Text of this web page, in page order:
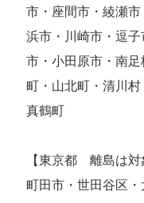
市・座間市・綾瀬
浜市・川崎市・逗
市・小田原市・南
町・山北町・清川村
真鶴町
【東京都 離島は対
町田市・世田谷区